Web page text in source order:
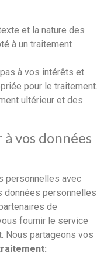
et la nature des
à un traitement
à vos intérêts et
pour le traitement.
ultérieur et des
vos données
personnelles avec
données personnelles
de
fournir le service
Nous partageons vos